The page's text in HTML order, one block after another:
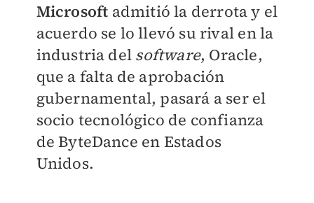
Microsoft admitió la derrota y el
acuerdo se lo llevó su rival en la
industria del software, Oracle,
que a falta de aprobación
gubernamental, pasará a ser el
socio tecnológico de confianza
de ByteDance en Estados
Unidos.